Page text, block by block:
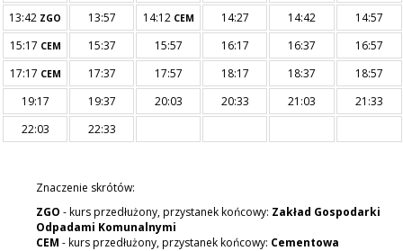
13:42 ZGO 13:57 14:12 CEM 14:27 14:42
14:57
15:17 CEM 15:37 15:57 16:17 16:37
16:57
17:17 CEM 17:37 17:57 18:17 18:37
18:57
19:17
19:37 20:03 20:33 21:03
21:33
22:03
22:33
Znaczenie skrótów:
ZGO - kurs przedłużony, przystanek końcowy: Zakład Gospodarki
Odpadami Komunalnymi
CEM - kurs przedłużony, przystanek końcowy: Cementowa